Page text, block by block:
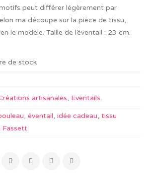
peut différer légèrement par
ma découpe sur la pièce de tissu,
le modèle. Taille de l’éventail : 23 cm.
de stock
artisanales, Eventails.
, éventail, idée cadeau, tissu
Fassett.